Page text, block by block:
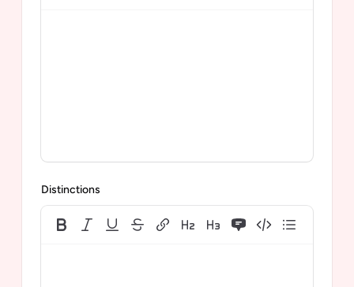
Distinctions